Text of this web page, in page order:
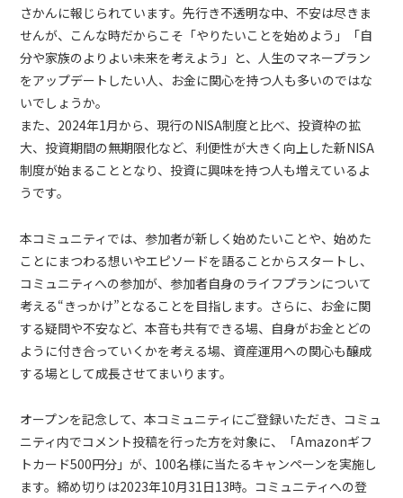
さかんに報じられています。先行き不透明な中、不安は尽きま
せんが、こんな時だからこそ「やりたいことを始めよう」「自
分や家族のよりよい未来を考えよう」と、人生のマネープラン
をアップデートしたい人、お金に関心を持つ人も多いのではな
いでしょうか。
また、2024年1月から、現行のNISA制度と比べ、投資枠の拡
大、投資期間の無期限化など、利便性が大きく向上した新NISA
制度が始まることとなり、投資に興味を持つ人も増えているよ
うです。
本コミュニティでは、参加者が新しく始めたいことや、始めた
ことにまつわる想いやエピソードを語ることからスタートし、
コミュニティへの参加が、参加者自身のライフプランについて
考える“きっかけ”となることを目指します。さらに、お金に関
する疑問や不安など、本音も共有できる場、自身がお金とどの
ように付き合っていくかを考える場、資産運用への関心も醸成
する場として成長させてまいります。
オープンを記念して、本コミュニティにご登録いただき、コミュ
ニティ内でコメント投稿を行った方を対象に、「Amazonギフ
トカード500円分」が、100名様に当たるキャンペーンを実施し
ます。締め切りは2023年10月31日13時。コミュニティへの登